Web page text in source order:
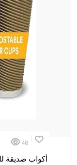
48
أكواب صديقة